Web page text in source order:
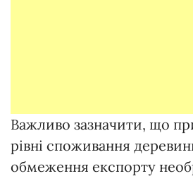
Важливо зазначити, що
рівні споживання
обмеження експорту